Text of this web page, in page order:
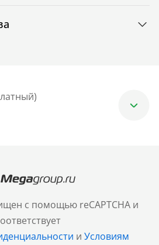
с помощью reCAPTCHA и
и Условиям